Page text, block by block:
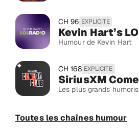
CH 96 EXPLICITE
Kevin Hart’s
Humour de Kevin Hart
CH 168 EXPLICITE
SiriusXM
Les plus grands
Toutes les chaînes humour